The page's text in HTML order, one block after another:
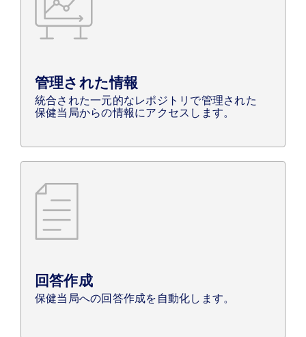
管理された情報
統合された一元的なレポジトリで管理された
保健当局からの情報にアクセスします。
回答作成
保健当局への回答作成を自動化します。